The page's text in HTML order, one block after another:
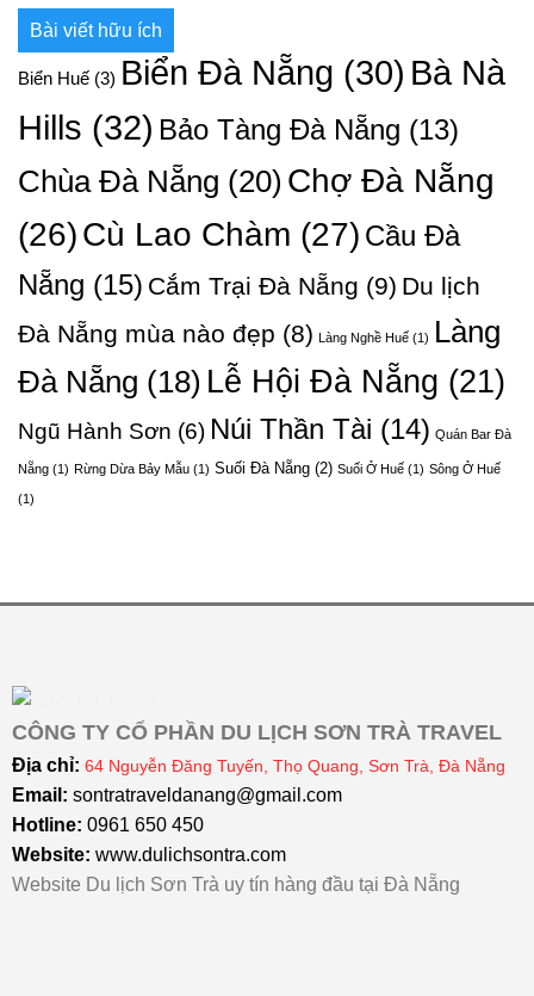
Bài viết hữu ích
Biển Huế (3) Biển Đà Nẵng (30) Bà Nà
Hills (32) Bảo Tàng Đà Nẵng (13)
Chùa Đà Nẵng (20) Chợ Đà Nẵng
(26)Cù Lao Chàm (27) Cầu Đà
Nẵng (15) Cắm Trại Đà Nẵng (9) Du lịch
Đà Nẵng mùa nào đẹp (8) Làng Nghề Huế (1) Làng
Đà Nẵng (18) Lễ Hội Đà Nẵng (21)
Ngũ Hành Sơn (6) Núi Thần Tài (14) Quán Bar Đà
Nẵng (1) Rừng Dừa Bảy Mẫu (1) Suối Đà Nẵng (2) Suối Ở Huế (1) Sông Ở Huế
(1)
CÔNG TY CỔ PHẦN DU LỊCH SƠN TRÀ TRAVEL
Địa chỉ: 64 Nguyễn Đăng Tuyến, Thọ Quang, Sơn Trà, Đà Nẵng
Email: sontratraveldanang@gmail.com
Hotline: 0961 650 450
Website: www.dulichsontra.com
Website Du lịch Sơn Trà uy tín hàng đầu tại Đà Nẵng